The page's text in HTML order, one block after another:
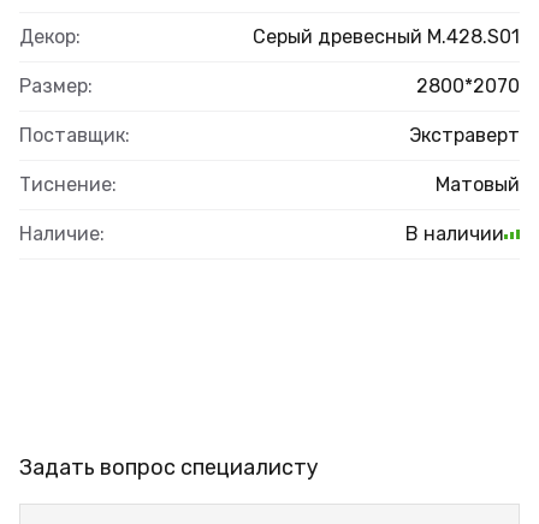
Декор: Серый древесный M.428.S01
Размер: 2800*2070
Поставщик: Экстраверт
Тиснение: Матовый
Наличие: В наличии
Задать вопрос специалисту